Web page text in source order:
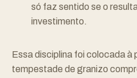
só faz sentido se o
investimento.
Essa disciplina foi colocada à
tempestade de granizo